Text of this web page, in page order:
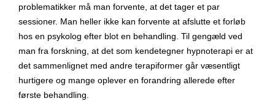
problematikker må man forvente, at det tager et par
sessioner. Man heller ikke kan forvente at afslutte et forløb
hos en psykolog efter blot en behandling. Til gengæld ved
man fra forskning, at det som kendetegner hypnoterapi er at
det sammenlignet med andre terapiformer går væsentligt
hurtigere og mange oplever en forandring allerede efter
første behandling.